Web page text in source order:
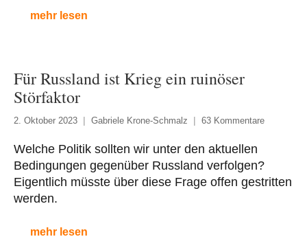
mehr lesen
Für Russland ist Krieg ein ruinöser
Störfaktor
2. Oktober 2023 Gabriele Krone-Schmalz 63 Kommentare
Welche Politik sollten wir unter den aktuellen
Bedingungen gegenüber Russland verfolgen?
Eigentlich müsste über diese Frage offen gestritten
werden.
mehr lesen